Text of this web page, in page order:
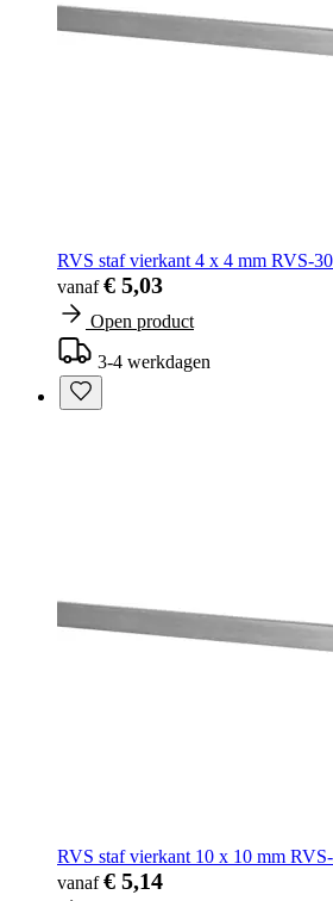
RVS staf vierkant 4 x 4 mm RVS-
vanaf€ 5,03
Open product
3-4 werkdagen
RVS staf vierkant 10 x 10 mm
vanaf€ 5,14